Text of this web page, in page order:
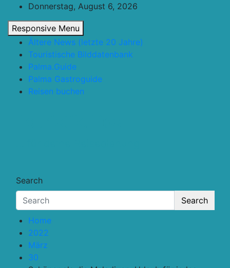
content
Donnerstag, August 6, 2026
Responsive Menu
Ältere News (letzte 20 Jahre)
Touristische Bilddatenbank
Palma.Guide
Palma Gastroguide
Reisen buchen
Search
Search
Home
2022
März
30